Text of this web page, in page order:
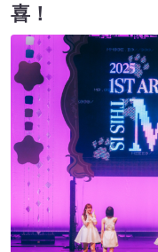
喜！